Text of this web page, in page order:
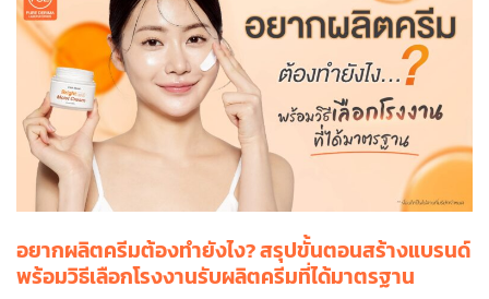
อยากผลิตครีมต้องทำยังไง? สรุปขั้นตอนสร้างแบรนด์
พร้อมวิธีเลือกโรงงานรับผลิตครีมที่ได้มาตรฐาน